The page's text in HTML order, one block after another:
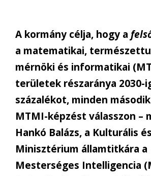
A kormány célja, hogy a
a matematikai,
mérnöki és informatikai
területek részaránya 2030-
százalékot, minden
MTMI-képzést válasszon –
Hankó Balázs, a Kulturális
Minisztérium államtitkára a
Mesterséges Intelligencia